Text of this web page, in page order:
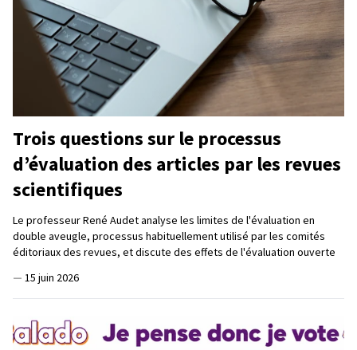
Trois questions sur le processus
d’évaluation des articles par les revues
scientifiques
Le professeur René Audet analyse les limites de l'évaluation en
double aveugle, processus habituellement utilisé par les comités
éditoriaux des revues, et discute des effets de l'évaluation ouverte
— 15 juin 2026